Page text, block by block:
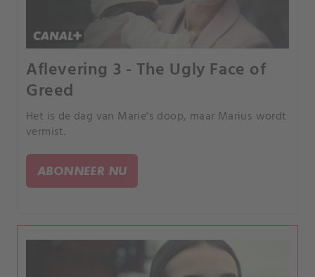
Aflevering 3 - The Ugly Face of
Greed
Het is de dag van Marie's doop, maar Marius wordt
vermist.
ABONNEER NU